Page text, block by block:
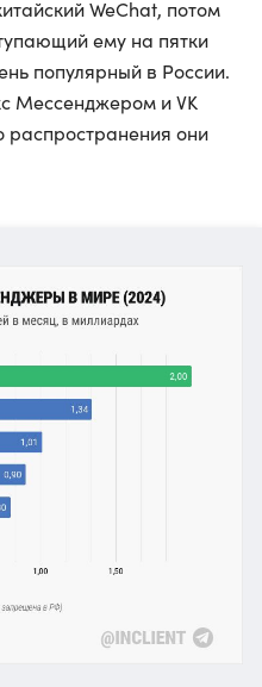
WeChat, потом
ему на пятки
популярный в России.
Мессенджером и VK
они